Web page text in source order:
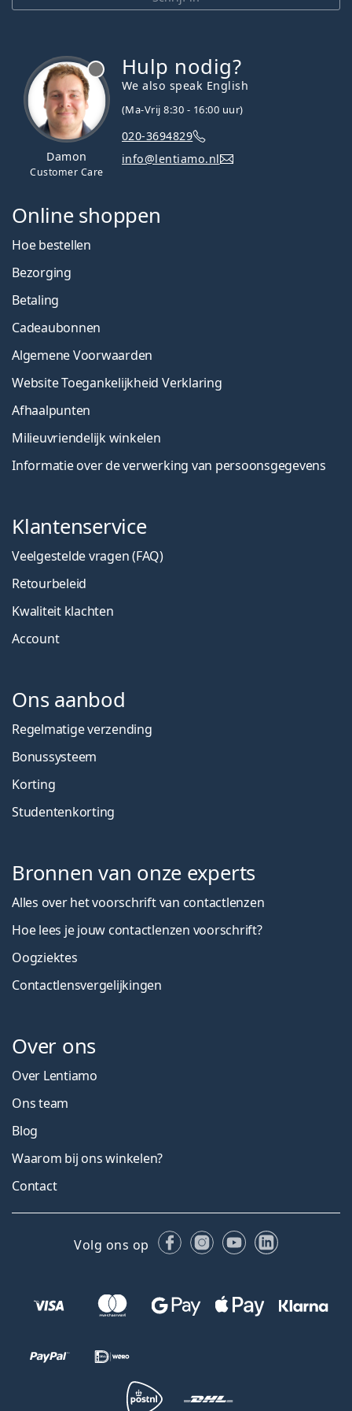
Persol
Alle merken
Damon
Customer Care
Hulp nodig?
We also speak English
(Ma-Vrij 8:30 - 16:00 uur)
020-3694829
info@lentiamo.nl
Online shoppen
Hoe bestellen
Bezorging
Betaling
Cadeaubonnen
Algemene Voorwaarden
Website Toegankelijkheid Verklaring
Afhaalpunten
Milieuvriendelijk winkelen
Informatie over de verwerking van persoonsgegevens
Klantenservice
Veelgestelde vragen (FAQ)
Retourbeleid
Kwaliteit klachten
Account
Ons aanbod
Regelmatige verzending
Bonussysteem
Korting
Studentenkorting
Bronnen van onze experts
Alles over het voorschrift van contactlenzen
Hoe lees je jouw contactlenzen voorschrift?
Oogziektes
Contactlensvergelijkingen
Over ons
Over Lentiamo
Ons team
Blog
Waarom bij ons winkelen?
Contact
Volg ons op FacebookInstagram
YouTubeLinkedIn